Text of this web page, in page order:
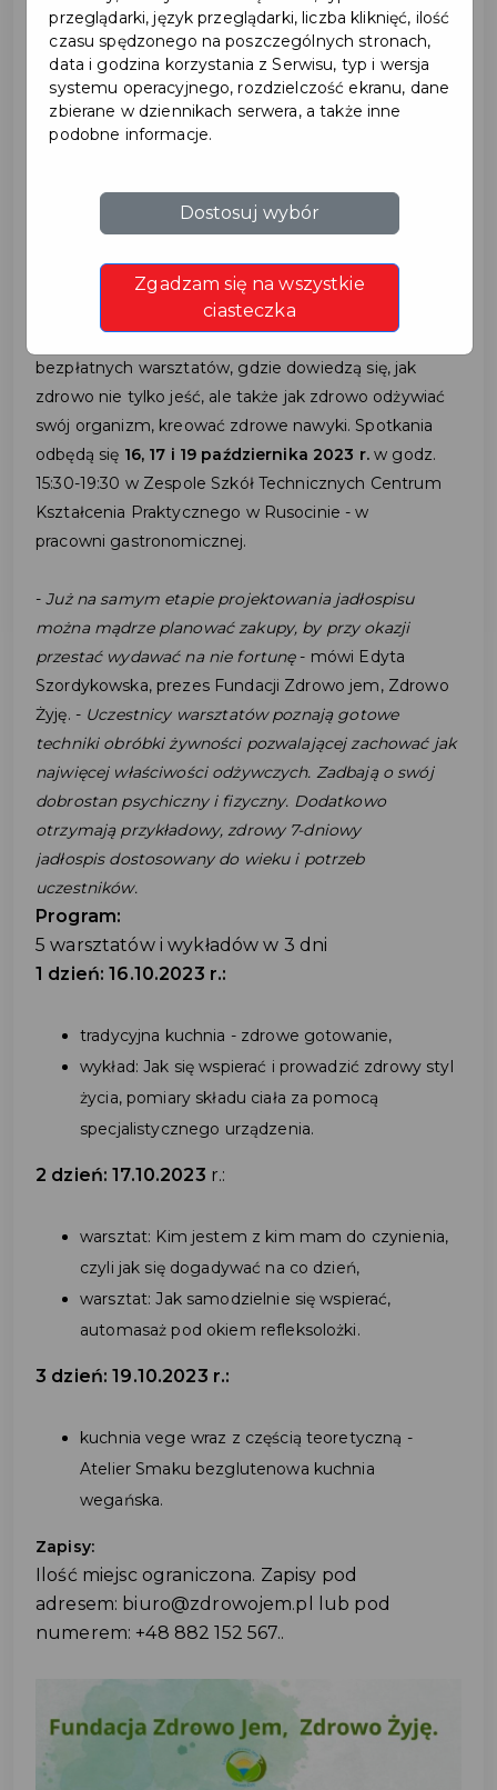
2023-10-09
ŚWIADOMY SENIOR -
BEZPŁATNE
WARSZTATY
W imieniu Fundacji Zdrowo jem, Zdrowo żyję
zapraszamy seniorów na 3 dni inspirujących,
bezpłatnych warsztatów, gdzie dowiedzą się, jak
zdrowo nie tylko jeść, ale także jak zdrowo odżywiać
swój organizm, kreować zdrowe nawyki. Spotkania
odbędą się 16, 17 i 19 października 2023 r. w godz.
15:30-19:30 w Zespole Szkół Technicznych Centrum
Kształcenia Praktycznego w Rusocinie - w
pracowni gastronomicznej.
-Już na samym etapie projektowania jadłospisu
można mądrze planować zakupy, by przy okazji
przestać wydawać na nie fortunę- mówi Edyta
Szordykowska, prezes Fundacji Zdrowo jem, Zdrowo
Żyję. - Uczestnicy warsztatów poznają gotowe
techniki obróbki żywności pozwalającej zachować jak
najwięcej właściwości odżywczych. Zadbają o swój
dobrostan psychiczny i fizyczny. Dodatkowo
otrzymają przykładowy, zdrowy 7-dniowy
jadłospis dostosowany do wieku i potrzeb
uczestników.
Program:
5 warsztatów i wykładów w 3 dni
1 dzień: 16.10.2023 r.:
tradycyjna kuchnia - zdrowe gotowanie,
wykład: Jak się wspierać i prowadzić zdrowy styl
życia, pomiary składu ciała za pomocą
specjalistycznego urządzenia.
2 dzień: 17.10.2023 r.:
warsztat: Kim jestem z kim mam do czynienia,
czyli jak się dogadywać na co dzień,
warsztat: Jak samodzielnie się wspierać,
automasaż pod okiem refleksolożki.
3 dzień: 19.10.2023 r.:
kuchnia vege wraz z częścią teoretyczną -
Atelier Smaku bezglutenowa kuchnia
wegańska.
Zapisy:
Ilość miejsc ograniczona. Zapisy pod
adresem: biuro@zdrowojem.pl lub pod
numerem: +48 882 152 567..
przeglądarki, język przeglądarki, liczba kliknięć, ilość
czasu spędzonego na poszczególnych stronach,
data i godzina korzystania z Serwisu, typ i wersja
systemu operacyjnego, rozdzielczość ekranu, dane
zbierane w dziennikach serwera, a także inne
podobne informacje.
Dostosuj wybór
Zgadzam się na wszystkie
ciasteczka